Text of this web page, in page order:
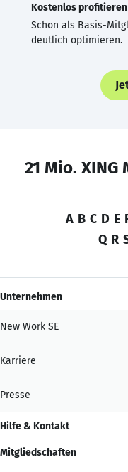
Kostenlos profitieren
Schon als Basis-
deutlich optimieren.
21 Mio.
A B C D E
Q R
Unternehmen
New Work SE
Karriere
Presse
Hilfe & Kontakt
Mitgliedschaften